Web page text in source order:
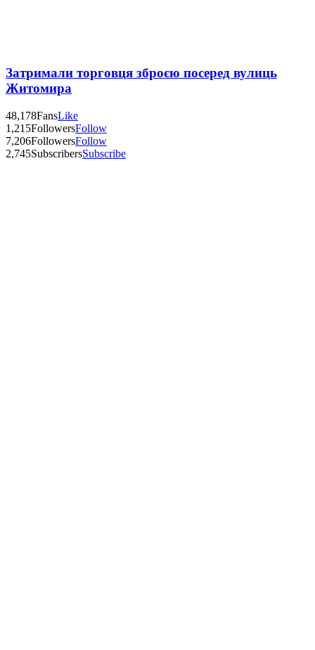
Затримали торговця зброєю посеред вулиць
Житомира
48,178FansLike
1,215FollowersFollow
7,206FollowersFollow
2,745SubscribersSubscribe